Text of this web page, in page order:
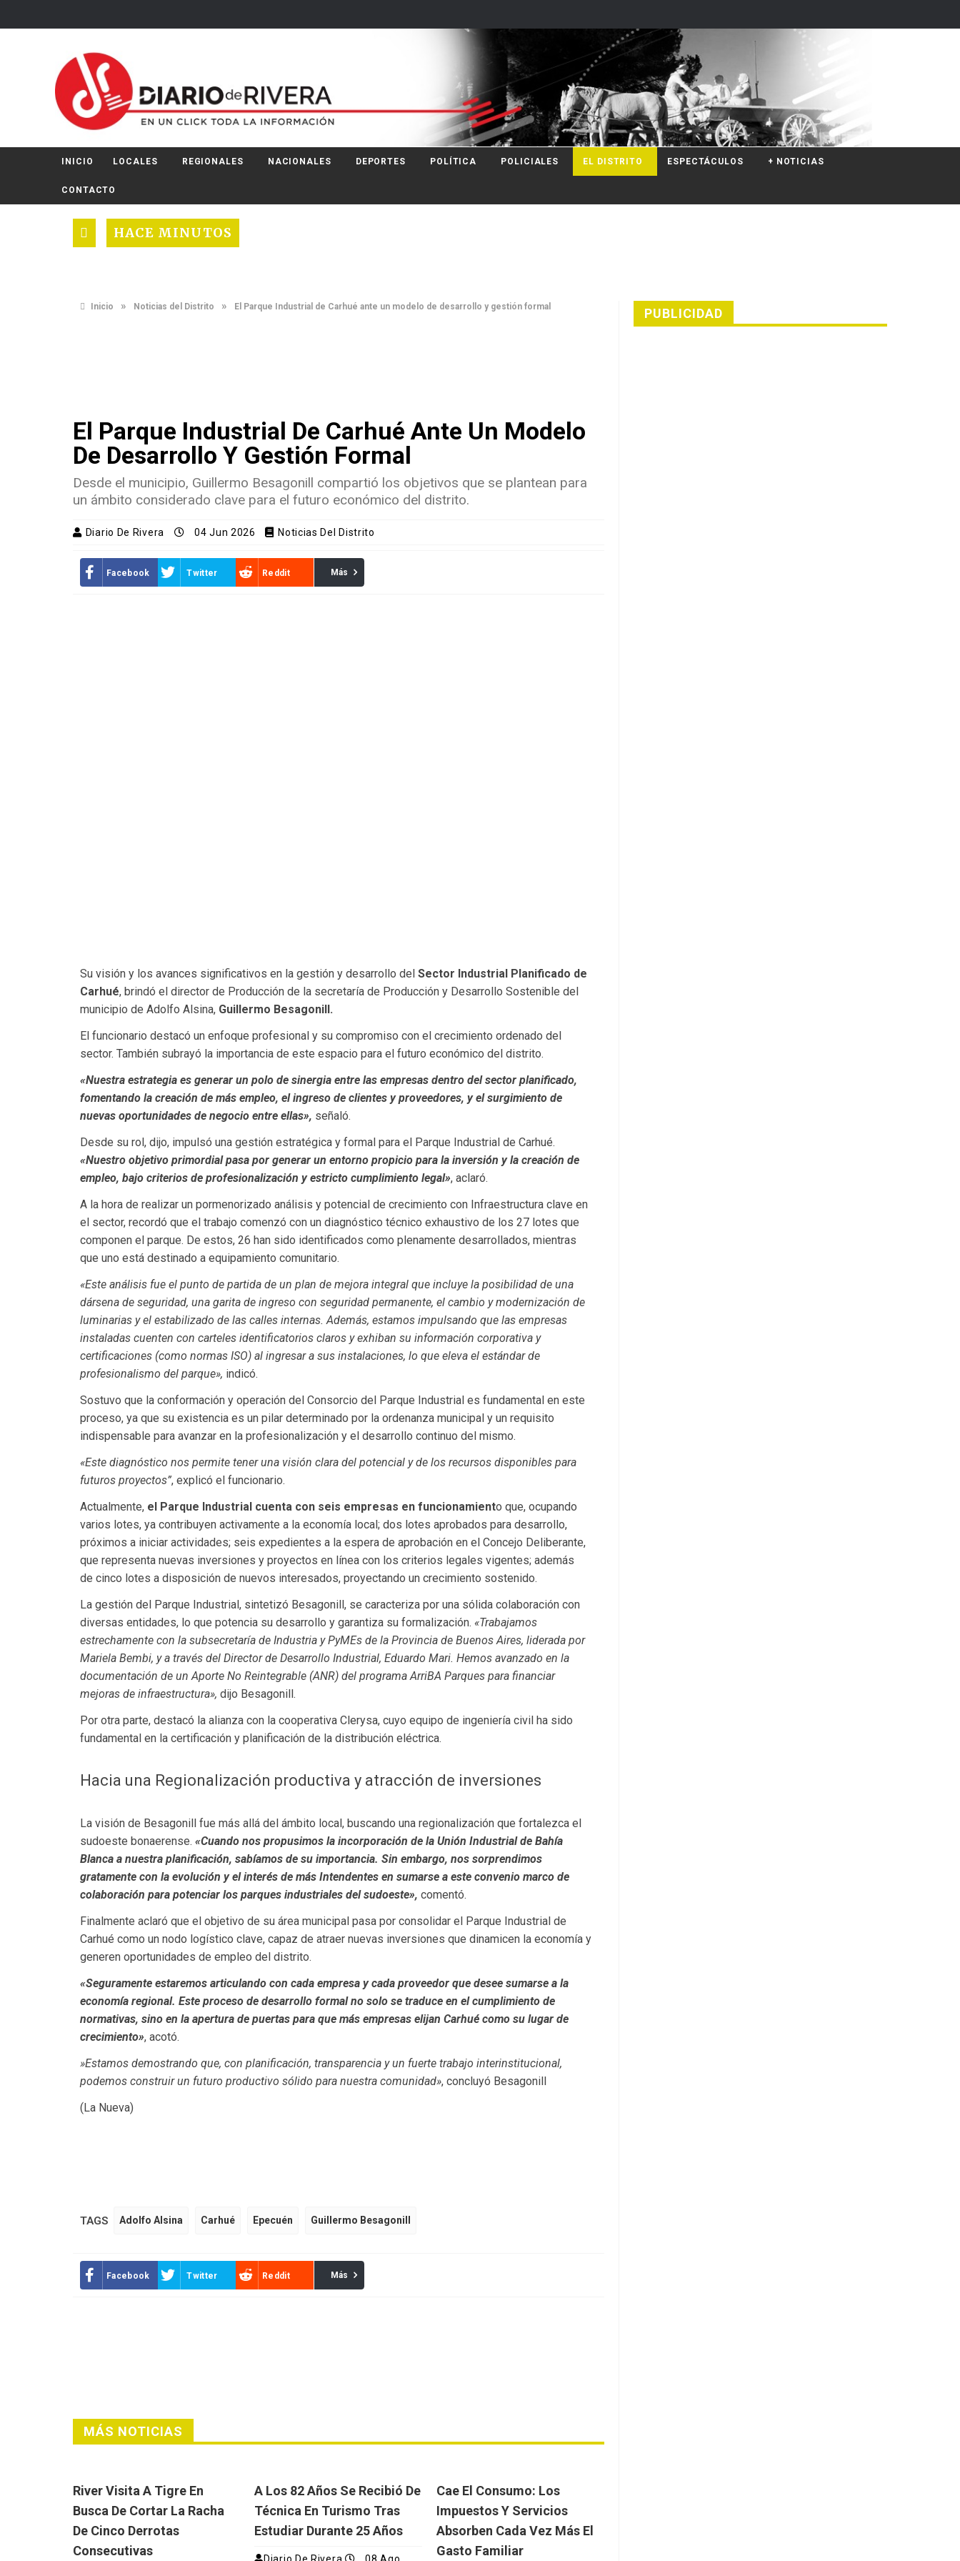
INICIO LOCALES REGIONALES NACIONALES DEPORTES POLÍTICA POLICIALES EL DISTRITO ESPECTÁCULOS + NOTICIAS
CONTACTO
HACE MINUTOS
Inicio » Noticias del Distrito » El Parque Industrial de Carhué ante un modelo de desarrollo y gestión formal
El Parque Industrial De Carhué Ante Un Modelo
De Desarrollo Y Gestión Formal
Desde el municipio, Guillermo Besagonill compartió los objetivos que se plantean para
un ámbito considerado clave para el futuro económico del distrito.
Diario De Rivera 04 Jun 2026 Noticias Del Distrito
Facebook Twitter Reddit Más
Su visión y los avances significativos en la gestión y desarrollo del Sector Industrial Planificado de
Carhué, brindó el director de Producción de la secretaría de Producción y Desarrollo Sostenible del
municipio de Adolfo Alsina, Guillermo Besagonill.
El funcionario destacó un enfoque profesional y su compromiso con el crecimiento ordenado del
sector. También subrayó la importancia de este espacio para el futuro económico del distrito.
«Nuestra estrategia es generar un polo de sinergia entre las empresas dentro del sector planificado,
fomentando la creación de más empleo, el ingreso de clientes y proveedores, y el surgimiento de
nuevas oportunidades de negocio entre ellas», señaló.
Desde su rol, dijo, impulsó una gestión estratégica y formal para el Parque Industrial de Carhué.
«Nuestro objetivo primordial pasa por generar un entorno propicio para la inversión y la creación de
empleo, bajo criterios de profesionalización y estricto cumplimiento legal», aclaró.
A la hora de realizar un pormenorizado análisis y potencial de crecimiento con Infraestructura clave en
el sector, recordó que el trabajo comenzó con un diagnóstico técnico exhaustivo de los 27 lotes que
componen el parque. De estos, 26 han sido identificados como plenamente desarrollados, mientras
que uno está destinado a equipamiento comunitario.
«Este análisis fue el punto de partida de un plan de mejora integral que incluye la posibilidad de una
dársena de seguridad, una garita de ingreso con seguridad permanente, el cambio y modernización de
luminarias y el estabilizado de las calles internas. Además, estamos impulsando que las empresas
instaladas cuenten con carteles identificatorios claros y exhiban su información corporativa y
certificaciones (como normas ISO) al ingresar a sus instalaciones, lo que eleva el estándar de
profesionalismo del parque», indicó.
Sostuvo que la conformación y operación del Consorcio del Parque Industrial es fundamental en este
proceso, ya que su existencia es un pilar determinado por la ordenanza municipal y un requisito
indispensable para avanzar en la profesionalización y el desarrollo continuo del mismo.
«Este diagnóstico nos permite tener una visión clara del potencial y de los recursos disponibles para
futuros proyectos”, explicó el funcionario.
Actualmente, el Parque Industrial cuenta con seis empresas en funcionamiento que, ocupando
varios lotes, ya contribuyen activamente a la economía local; dos lotes aprobados para desarrollo,
próximos a iniciar actividades; seis expedientes a la espera de aprobación en el Concejo Deliberante,
que representa nuevas inversiones y proyectos en línea con los criterios legales vigentes; además
de cinco lotes a disposición de nuevos interesados, proyectando un crecimiento sostenido.
La gestión del Parque Industrial, sintetizó Besagonill, se caracteriza por una sólida colaboración con
diversas entidades, lo que potencia su desarrollo y garantiza su formalización. «Trabajamos
estrechamente con la subsecretaría de Industria y PyMEs de la Provincia de Buenos Aires, liderada por
Mariela Bembi, y a través del Director de Desarrollo Industrial, Eduardo Mari. Hemos avanzado en la
documentación de un Aporte No Reintegrable (ANR) del programa ArriBA Parques para financiar
mejoras de infraestructura», dijo Besagonill.
Por otra parte, destacó la alianza con la cooperativa Clerysa, cuyo equipo de ingeniería civil ha sido
fundamental en la certificación y planificación de la distribución eléctrica.
Hacia una Regionalización productiva y atracción de inversiones
La visión de Besagonill fue más allá del ámbito local, buscando una regionalización que fortalezca el
sudoeste bonaerense. «Cuando nos propusimos la incorporación de la Unión Industrial de Bahía
Blanca a nuestra planificación, sabíamos de su importancia. Sin embargo, nos sorprendimos
gratamente con la evolución y el interés de más Intendentes en sumarse a este convenio marco de
colaboración para potenciar los parques industriales del sudoeste», comentó.
Finalmente aclaró que el objetivo de su área municipal pasa por consolidar el Parque Industrial de
Carhué como un nodo logístico clave, capaz de atraer nuevas inversiones que dinamicen la economía y
generen oportunidades de empleo del distrito.
«Seguramente estaremos articulando con cada empresa y cada proveedor que desee sumarse a la
economía regional. Este proceso de desarrollo formal no solo se traduce en el cumplimiento de
normativas, sino en la apertura de puertas para que más empresas elijan Carhué como su lugar de
crecimiento», acotó.
»Estamos demostrando que, con planificación, transparencia y un fuerte trabajo interinstitucional,
podemos construir un futuro productivo sólido para nuestra comunidad», concluyó Besagonill
(La Nueva)
TAGS Adolfo Alsina Carhué Epecuén Guillermo Besagonill
Facebook Twitter Reddit Más
MÁS NOTICIAS
River Visita A Tigre En
Busca De Cortar La Racha
De Cinco Derrotas
Consecutivas
A Los 82 Años Se Recibió De
Técnica En Turismo Tras
Estudiar Durante 25 Años
Cae El Consumo: Los
Impuestos Y Servicios
Absorben Cada Vez Más El
Gasto Familiar
PUBLICIDAD